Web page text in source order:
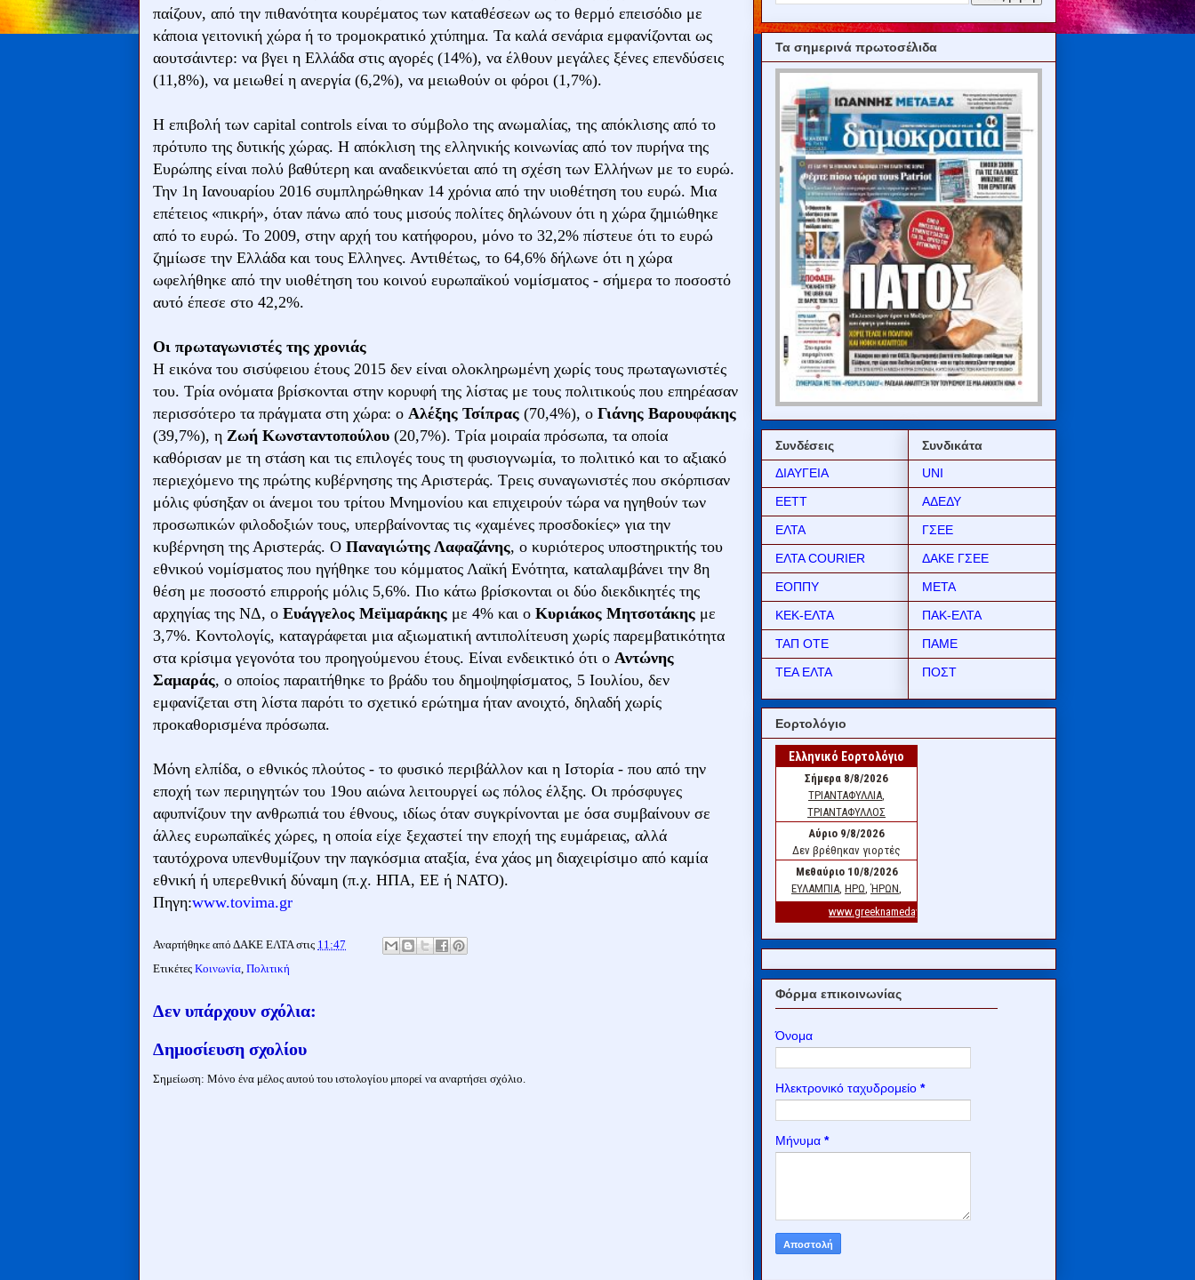
παίζουν, από την πιθανότητα κουρέματος των καταθέσεων ως το θερμό επεισόδιο με
κάποια γειτονική χώρα ή το τρομοκρατικό χτύπημα. Τα καλά σενάρια εμφανίζονται ως
αουτσάιντερ: να βγει η Ελλάδα στις αγορές (14%), να έλθουν μεγάλες ξένες επενδύσεις
(11,8%), να μειωθεί η ανεργία (6,2%), να μειωθούν οι φόροι (1,7%).
Η επιβολή των capital controls είναι το σύμβολο της ανωμαλίας, της απόκλισης από το
πρότυπο της δυτικής χώρας. Η απόκλιση της ελληνικής κοινωνίας από τον πυρήνα της
Ευρώπης είναι πολύ βαθύτερη και αναδεικνύεται από τη σχέση των Ελλήνων με το ευρώ.
Την 1η Ιανουαρίου 2016 συμπληρώθηκαν 14 χρόνια από την υιοθέτηση του ευρώ. Μια
επέτειος «πικρή», όταν πάνω από τους μισούς πολίτες δηλώνουν ότι η χώρα ζημιώθηκε
από το ευρώ. Το 2009, στην αρχή του κατήφορου, μόνο το 32,2% πίστευε ότι το ευρώ
ζημίωσε την Ελλάδα και τους Ελληνες. Αντιθέτως, το 64,6% δήλωνε ότι η χώρα
ωφελήθηκε από την υιοθέτηση του κοινού ευρωπαϊκού νομίσματος - σήμερα το ποσοστό
αυτό έπεσε στο 42,2%.
Οι πρωταγωνιστές της χρονιάς
Η εικόνα του σισύφειου έτους 2015 δεν είναι ολοκληρωμένη χωρίς τους πρωταγωνιστές
του. Τρία ονόματα βρίσκονται στην κορυφή της λίστας με τους πολιτικούς που επηρέασαν
περισσότερο τα πράγματα στη χώρα: ο Αλέξης Τσίπρας (70,4%), ο Γιάνης Βαρουφάκης
(39,7%), η Ζωή Κωνσταντοπούλου (20,7%). Τρία μοιραία πρόσωπα, τα οποία
καθόρισαν με τη στάση και τις επιλογές τους τη φυσιογνωμία, το πολιτικό και το αξιακό
περιεχόμενο της πρώτης κυβέρνησης της Αριστεράς. Τρεις συναγωνιστές που σκόρπισαν
μόλις φύσηξαν οι άνεμοι του τρίτου Μνημονίου και επιχειρούν τώρα να ηγηθούν των
προσωπικών φιλοδοξιών τους, υπερβαίνοντας τις «χαμένες προσδοκίες» για την
κυβέρνηση της Αριστεράς. Ο Παναγιώτης Λαφαζάνης, ο κυριότερος υποστηρικτής του
εθνικού νομίσματος που ηγήθηκε του κόμματος Λαϊκή Ενότητα, καταλαμβάνει την 8η
θέση με ποσοστό επιρροής μόλις 5,6%. Πιο κάτω βρίσκονται οι δύο διεκδικητές της
αρχηγίας της ΝΔ, ο Ευάγγελος Μεϊμαράκης με 4% και ο Κυριάκος Μητσοτάκης με
3,7%. Κοντολογίς, καταγράφεται μια αξιωματική αντιπολίτευση χωρίς παρεμβατικότητα
στα κρίσιμα γεγονότα του προηγούμενου έτους. Είναι ενδεικτικό ότι ο Αντώνης
Σαμαράς, ο οποίος παραιτήθηκε το βράδυ του δημοψηφίσματος, 5 Ιουλίου, δεν
εμφανίζεται στη λίστα παρότι το σχετικό ερώτημα ήταν ανοιχτό, δηλαδή χωρίς
προκαθορισμένα πρόσωπα.
Μόνη ελπίδα, ο εθνικός πλούτος - το φυσικό περιβάλλον και η Ιστορία - που από την
εποχή των περιηγητών του 19ου αιώνα λειτουργεί ως πόλος έλξης. Οι πρόσφυγες
αφυπνίζουν την ανθρωπιά του έθνους, ιδίως όταν συγκρίνονται με όσα συμβαίνουν σε
άλλες ευρωπαϊκές χώρες, η οποία είχε ξεχαστεί την εποχή της ευμάρειας, αλλά
ταυτόχρονα υπενθυμίζουν την παγκόσμια αταξία, ένα χάος μη διαχειρίσιμο από καμία
εθνική ή υπερεθνική δύναμη (π.χ. ΗΠΑ, ΕΕ ή ΝΑΤΟ).
Πηγη:www.tovima.gr
Αναρτήθηκε από ΔΑΚΕ ΕΛΤΑ στις 11:47
Ετικέτες Κοινωνία, Πολιτική
Δεν υπάρχουν σχόλια:
Δημοσίευση σχολίου
Σημείωση: Μόνο ένα μέλος αυτού του ιστολογίου μπορεί να αναρτήσει σχόλιο.
Τα σημερινά πρωτοσέλιδα
Συνδέσεις
ΔΙΑΥΓΕΙΑ
ΕΕΤΤ
ΕΛΤΑ
ΕΛΤΑ COURIER
ΕΟΠΠΥ
ΚΕΚ-ΕΛΤΑ
ΤΑΠ ΟΤΕ
ΤΕΑ ΕΛΤΑ
Συνδικάτα
UNI
ΑΔΕΔΥ
ΓΣΕΕ
ΔΑΚΕ ΓΣΕΕ
ΜΕΤΑ
ΠΑΚ-ΕΛΤΑ
ΠΑΜΕ
ΠΟΣΤ
Εορτολόγιο
Φόρμα επικοινωνίας
Όνομα
Ηλεκτρονικό ταχυδρομείο *
Μήνυμα *